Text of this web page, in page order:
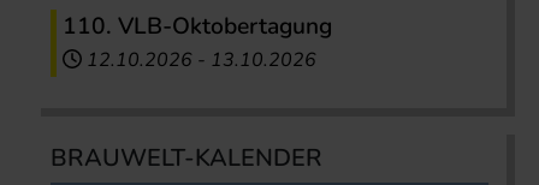
110. VLB-Oktobertagung
12.10.2026 - 13.10.2026
BRAUWELT-KALENDER